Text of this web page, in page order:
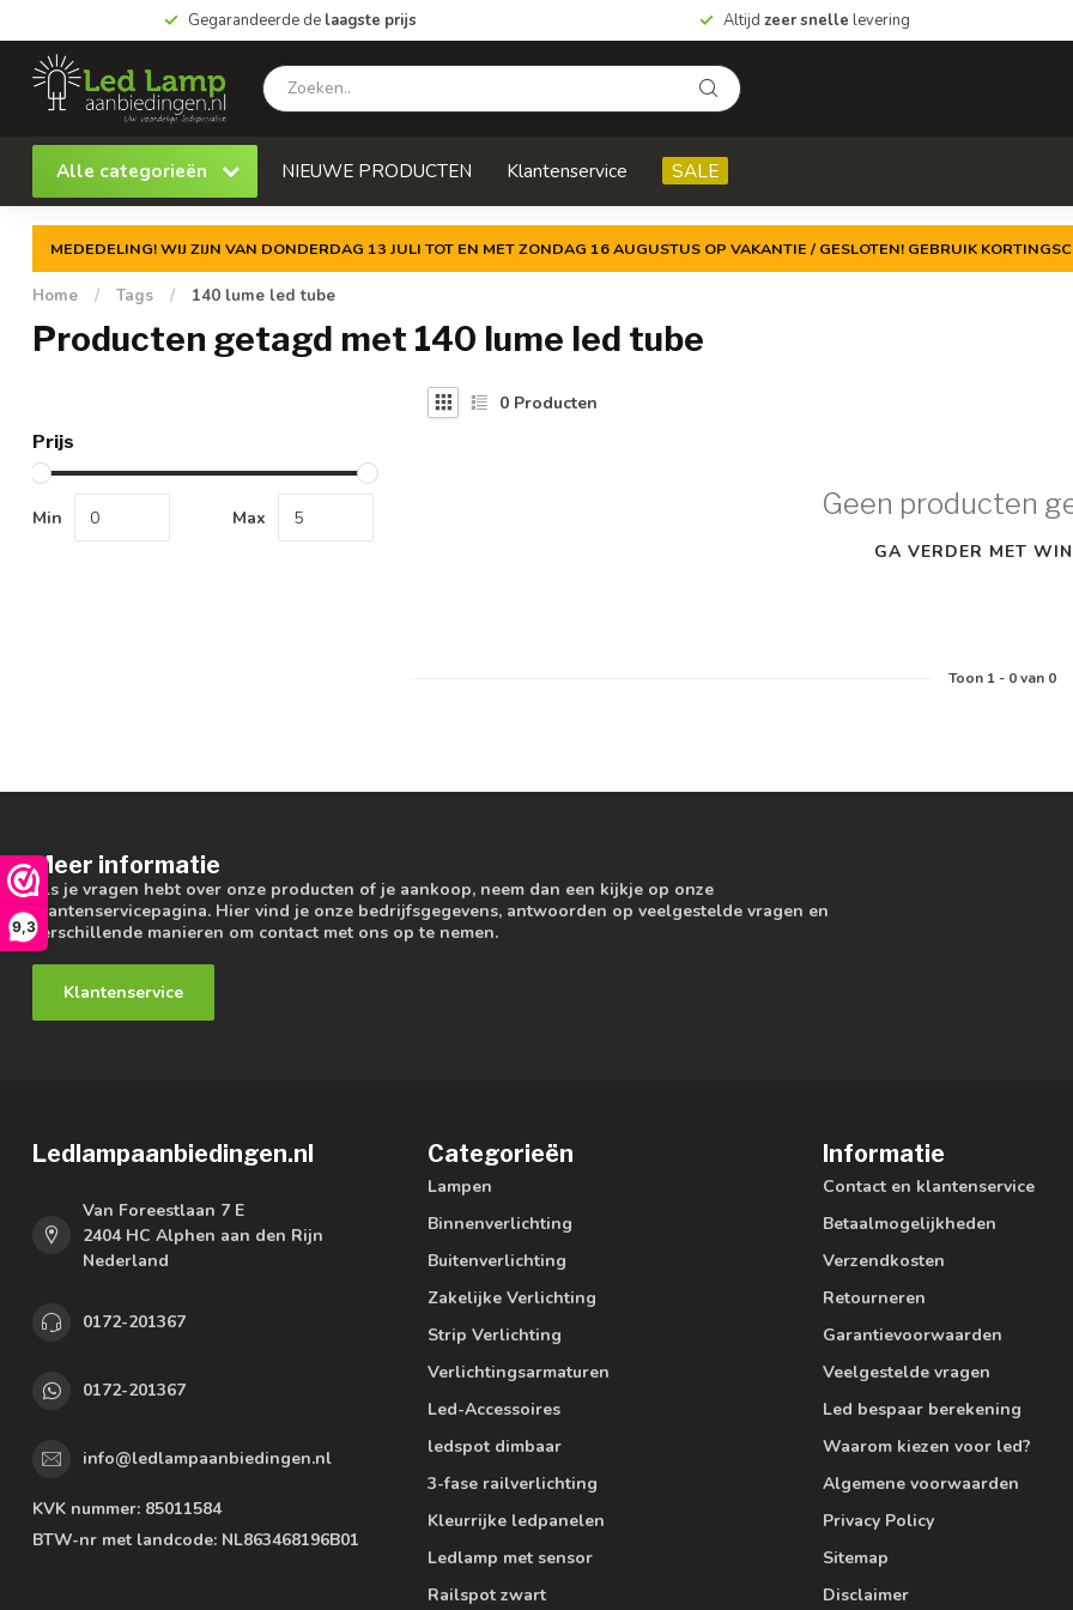
9,3
Gegarandeerde de laagste prijs Altijd zeer snelle levering
Alle categorieën NIEUWE PRODUCTEN Klantenservice SALE
MEDEDELING! WIJ ZIJN VAN DONDERDAG 13 JULI TOT EN MET ZONDAG 16 AUGUSTUS OP VAKANTIE / GESLOTEN! GEBRUIK
Home / Tags / 140 lume led tube
Producten getagd met 140 lume led tube
Prijs
Min Max
0 Producten
Geen producten
GA VERDER MET
Toon 1- 0van 0
Meer informatie
Als je vragen hebt over onze producten of je aankoop, neem dan een kijkje op onze
klantenservicepagina. Hier vind je onze bedrijfsgegevens, antwoorden op veelgestelde vragen en
verschillende manieren om contact met ons op te nemen.
Klantenservice
Ledlampaanbiedingen.nl
Van Foreestlaan 7 E
2404 HC Alphen aan den Rijn
Nederland
0172-201367
0172-201367
info@ledlampaanbiedingen.nl
KVK nummer: 85011584
BTW-nr met landcode: NL863468196B01
Categorieën
Lampen
Binnenverlichting
Buitenverlichting
Zakelijke Verlichting
Strip Verlichting
Verlichtingsarmaturen
Led-Accessoires
ledspot dimbaar
3-fase railverlichting
Kleurrijke ledpanelen
Ledlamp met sensor
Railspot zwart
Informatie
Contact en klantenservice
Betaalmogelijkheden
Verzendkosten
Retourneren
Garantievoorwaarden
Veelgestelde vragen
Led bespaar berekening
Waarom kiezen voor led?
Algemene voorwaarden
Privacy Policy
Sitemap
Disclaimer